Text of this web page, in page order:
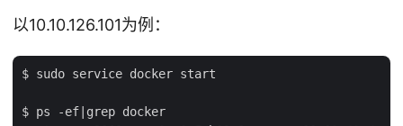
以10.10.126.101为例：
$ sudo service docker start
$ ps -ef|grep docker